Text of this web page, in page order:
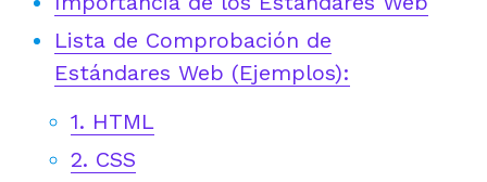
Lista de Comprobación de
Estándares Web (Ejemplos):
1. HTML
2. CSS